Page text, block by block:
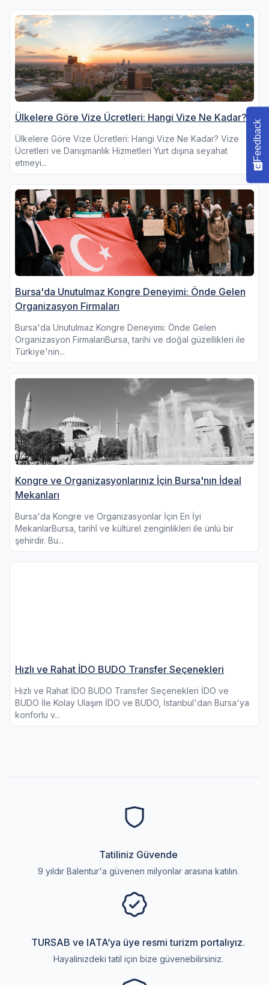
Ülkelere Göre Vize Ücretleri: Hangi Vize Ne Kadar?
Ülkelere Göre Vize Ücretleri: Hangi Vize Ne Kadar? Vize
Ücretleri ve Danışmanlık Hizmetleri Yurt dışına seyahat
etmeyi...
Bursa'da Unutulmaz Kongre Deneyimi: Önde Gelen
Organizasyon Firmaları
Bursa'da Unutulmaz Kongre Deneyimi: Önde Gelen
Organizasyon FirmalarıBursa, tarihi ve doğal güzellikleri ile
Türkiye'nin...
Kongre ve Organizasyonlarınız İçin Bursa'nın İdeal
Mekanları
Bursa'da Kongre ve Organizasyonlar İçin En İyi
MekanlarBursa, tarihî ve kültürel zenginlikleri ile ünlü bir
şehirdir. Bu...
Hızlı ve Rahat İDO BUDO Transfer Seçenekleri
Hızlı ve Rahat İDO BUDO Transfer Seçenekleri İDO ve
BUDO İle Kolay Ulaşım İDO ve BUDO, İstanbul'dan Bursa'ya
konforlu v...
Tatiliniz Güvende
9 yıldır Balentur'a güvenen milyonlar arasına katılın.
TURSAB ve IATA’ya üye resmi turizm portalıyız.
Hayalinizdeki tatil için bize güvenebilirsiniz.
Feedback